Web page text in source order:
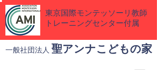
東京国際モンテッソーリ教師
トレーニングセンター付属
一般社団法人 聖アンナこどもの家